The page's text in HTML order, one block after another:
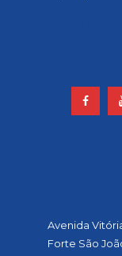
Avenida
Forte São